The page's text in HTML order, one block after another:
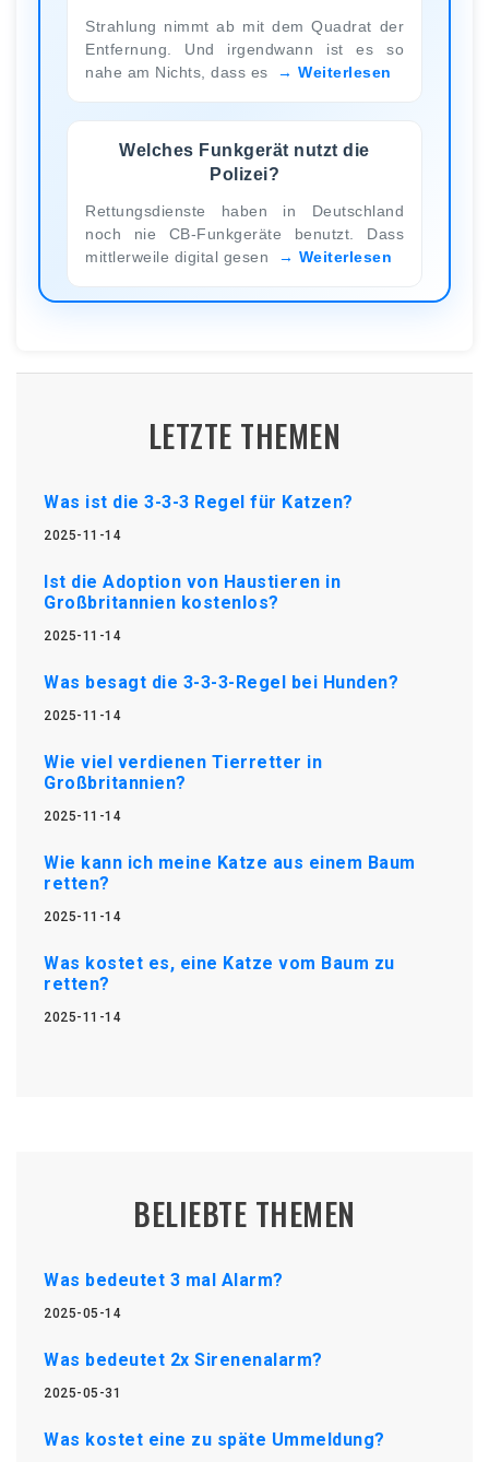
Strahlung nimmt ab mit dem Quadrat der
Entfernung. Und irgendwann ist es so
nahe am Nichts, dass es
Weiterlesen
Welches Funkgerät nutzt die
Polizei?
Rettungsdienste haben in Deutschland
noch nie CB-Funkgeräte benutzt. Dass
mittlerweile digital gesen
Weiterlesen
LETZTE THEMEN
Was ist die 3-3-3 Regel für Katzen?
2025-11-14
Ist die Adoption von Haustieren in
Großbritannien kostenlos?
2025-11-14
Was besagt die 3-3-3-Regel bei Hunden?
2025-11-14
Wie viel verdienen Tierretter in
Großbritannien?
2025-11-14
Wie kann ich meine Katze aus einem Baum
retten?
2025-11-14
Was kostet es, eine Katze vom Baum zu
retten?
2025-11-14
BELIEBTE THEMEN
Was bedeutet 3 mal Alarm?
2025-05-14
Was bedeutet 2x Sirenenalarm?
2025-05-31
Was kostet eine zu späte Ummeldung?